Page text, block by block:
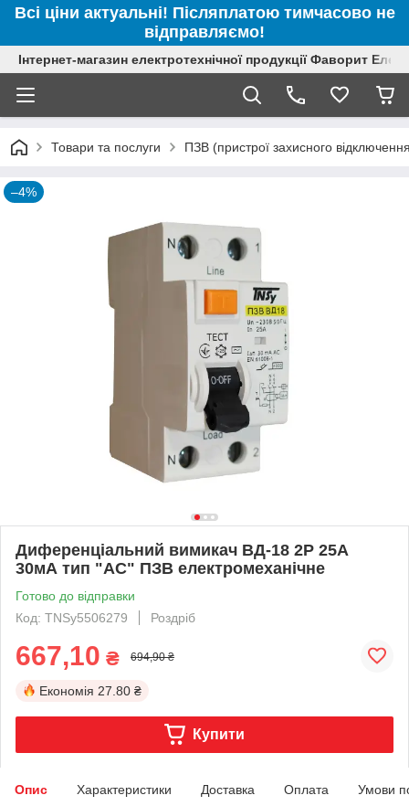
Всі ціни актуальні! Післяплатою тимчасово не
відправляємо!
Інтернет-магазин електротехнічної продукції Фаворит
Товари та послуги ПЗВ (пристрої захисного
–4%
Диференціальний вимикач ВД-18 2Р 25А
30мА тип "АС" ПЗВ електромеханічне
Готово до відправки
Код: TNSy5506279
Роздріб
667,10 ₴ 694,90 ₴
Економія 27.80 ₴
Купити
Опис Характеристики Доставка Оплата Умови